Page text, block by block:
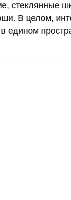
стеклянные
В целом,
едином